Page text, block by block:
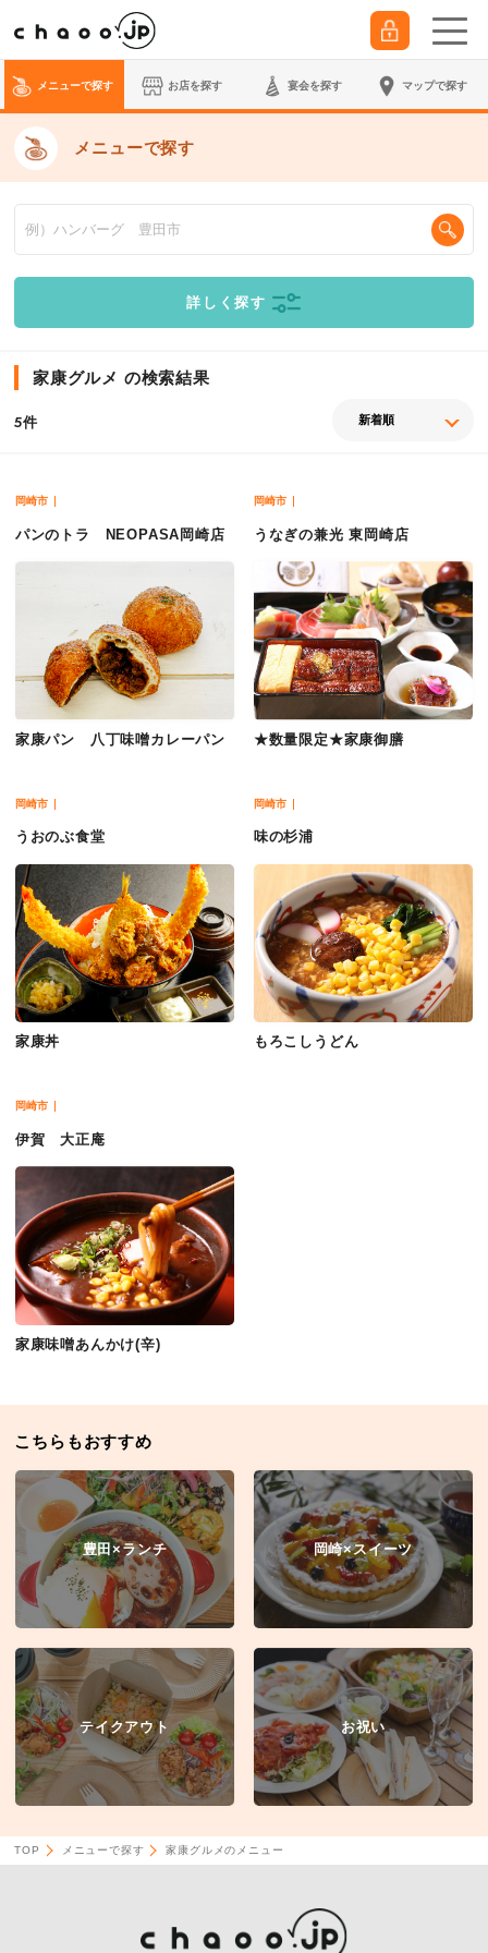
メニューで探す お店を探す 宴会を探す マップで探す
メニューで探す
詳しく探す
家康グルメ の検索結果
5件
岡崎市
パンのトラ NEOPASA岡崎店
家康パン 八丁味噌カレーパン
岡崎市
うなぎの兼光 東岡崎店
★数量限定★家康御膳
岡崎市
うおのぶ食堂
家康丼
岡崎市
味の杉浦
もろこしうどん
岡崎市
伊賀 大正庵
家康味噌あんかけ(辛)
こちらもおすすめ
豊田×ランチ 岡崎×スイーツ
テイクアウト お祝い
TOP メニューで探す 家康グルメのメニュー